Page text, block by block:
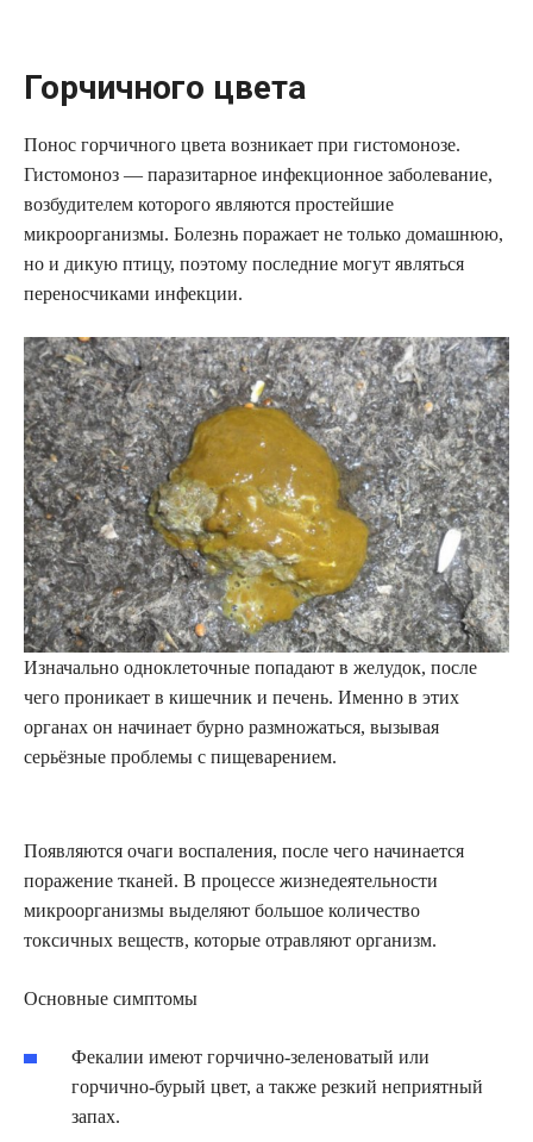
Горчичного цвета
Понос горчичного цвета возникает при гистомонозе.
Гистомоноз — паразитарное инфекционное заболевание,
возбудителем которого являются простейшие
микроорганизмы. Болезнь поражает не только домашнюю,
но и дикую птицу, поэтому последние могут являться
переносчиками инфекции.
Изначально одноклеточные попадают в желудок, после
чего проникает в кишечник и печень. Именно в этих
органах он начинает бурно размножаться, вызывая
серьёзные проблемы с пищеварением.
Появляются очаги воспаления, после чего начинается
поражение тканей. В процессе жизнедеятельности
микроорганизмы выделяют большое количество
токсичных веществ, которые отравляют организм.
Основные симптомы
Фекалии имеют горчично-зеленоватый или
горчично-бурый цвет, а также резкий неприятный
запах.